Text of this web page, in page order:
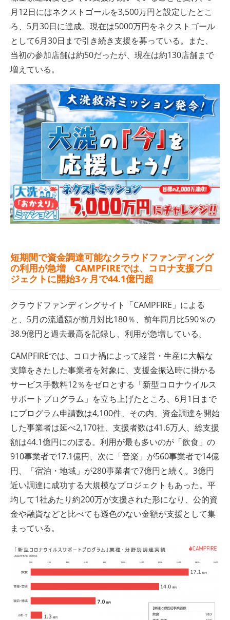
月12日にはネクストゴールを3,500万円と設定したとこ
ろ、5月30日に達成。現在は5000万円をネクストゴール
として6月30日まで引き続き支援を募っている。また、
当初の参加店舗は約50だったが、現在は約130店舗まで
増えている。
短期間で資金調達可能なクラウドファンディング
の利用が急増 CAMPFIREでは、コロナ支援プロ
ジェクトに開始3ヶ月で44.1億円超
クラウドファンディングサイト「CAMPFIRE」による
と、5月の流通額が前月対比180％、前年同月比590％の
38.9億円と過去最高を記録し、利用が急増している。
CAMPFIREでは、コロナ禍によって経営・生産に大幅な
支障をきたした事業者を対象に、支援金振込時に掛かる
サービス手数料12％をゼロとする「新型コロナウイルス
サポートプログラム」を立ち上げたところ、6月1日まで
にプログラム申請数は4,100件、その内、資金調達を開始
した事業者は延べ2,170社、支援者数は41.6万人、総支援
額は44.1億円にのぼる。利用が最も多いのが「飲食」の
910事業者で17.1億円、次に「音楽」が560事業者で14億
円、「宿泊・地域」が280事業者で7億円と続く。3億円
近い調達に成功する大規模なプロジェクトもあった。平
均して1社あたり約200万が支援された形になり、公的資
金や融資などと比べても遜色のない金額が支援として集
まっている。